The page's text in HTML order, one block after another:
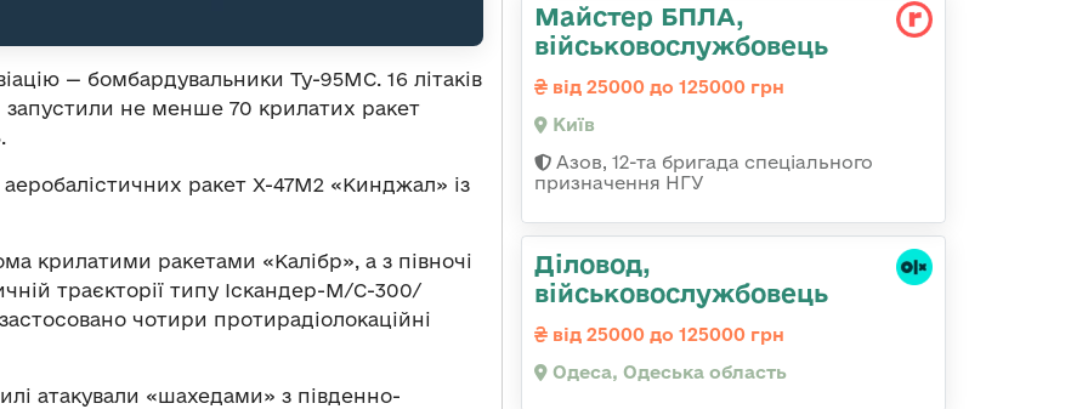
— бомбардувальники Ту-95МС. 16 літаків
не менше 70 крилатих ракет
ракет Х-47М2 «Кинджал» із
крилатими ракетами «Калібр», а з півночі
траєкторії типу Іскандер-М/С-300/
чотири протирадіолокаційні
атакували «шахедами» з південно-
Майстер БПЛА,
військовослужбовець
від 25000 до 125000 грн
Київ
Азов, 12-та бригада спеціального
призначення НГУ
Діловод,
військовослужбовець
від 25000 до 125000 грн
Одеса, Одеська область